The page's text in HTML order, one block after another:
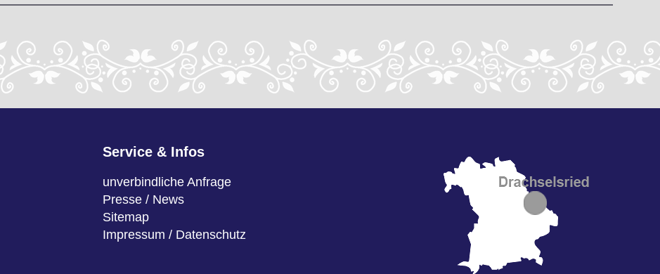
Service & Infos
unverbindliche Anfrage
Presse / News
Sitemap
Impressum / Datenschutz